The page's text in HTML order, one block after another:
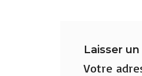
Laisser
Votre